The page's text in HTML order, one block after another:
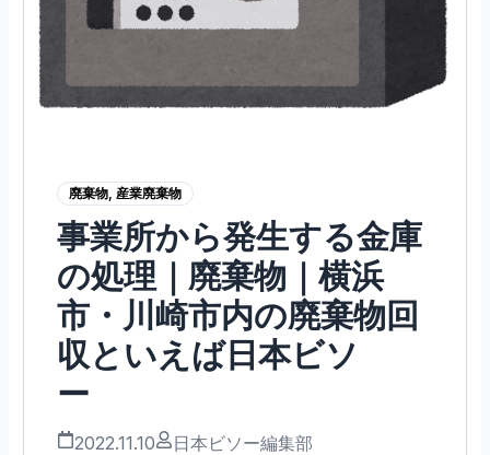
廃棄物, 産業廃棄物
事業所から発生する金庫
の処理｜廃棄物｜横浜
市・川崎市内の廃棄物回
収といえば日本ビソ
ー
2022.11.10 日本ビソー編集部